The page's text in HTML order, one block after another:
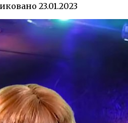
23.01.2023